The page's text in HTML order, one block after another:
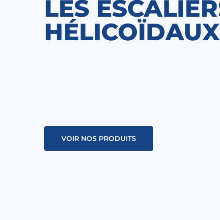
LES
HÉLICOÏDAUX
VOIR NOS PRODUITS